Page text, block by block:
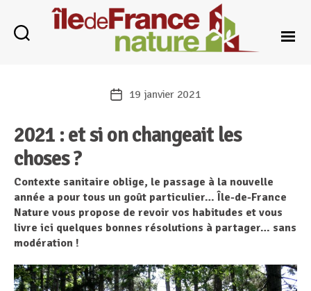
France
Date
l’article
19 janvier 2021
2021 : et si on changeait les
choses ?
Contexte sanitaire oblige, le passage à la nouvelle
année a pour tous un goût particulier… Île-de-France
Nature vous propose de revoir vos habitudes et vous
livre ici quelques bonnes résolutions à partager… sans
modération !